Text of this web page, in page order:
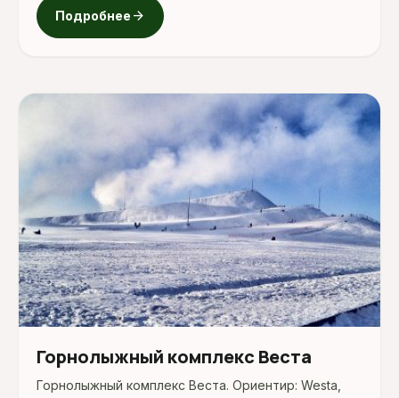
Подробнее arrow_forward
Горнолыжный комплекс Веста
Горнолыжный комплекс Веста. Ориентир: Westa,